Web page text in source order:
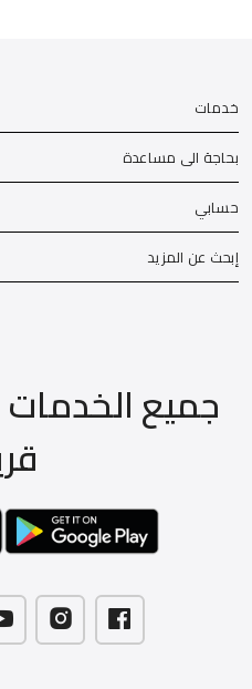
خدمات
بحاجة الى مساعدة
حسابي
إبحث عن المزيد
جميع